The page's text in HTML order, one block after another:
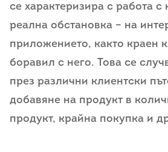
се характеризира с работа с
реална обстановка – на
приложението, както краен
боравил с него. Това се
през различни клиентски
добавяне на продукт в
продукт, крайна покупка и